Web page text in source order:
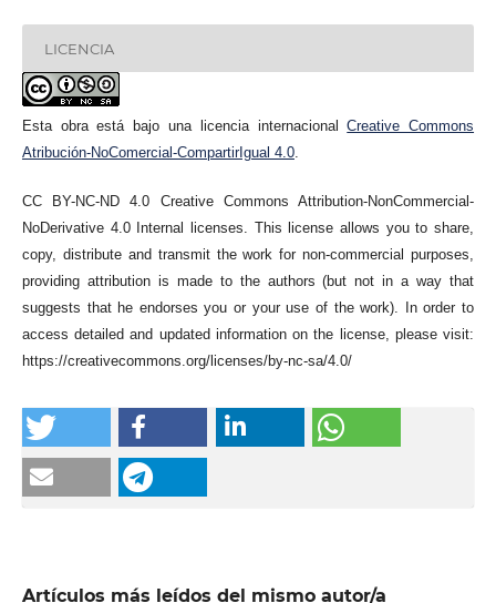
LICENCIA
Esta obra está bajo una licencia internacionalCreative Commons
Atribución-NoComercial-CompartirIgual 4.0.
CC BY-NC-ND 4.0 Creative Commons Attribution-NonCommercial-
NoDerivative 4.0 Internal licenses. This license allows you to share,
copy, distribute and transmit the work for non-commercial purposes,
providing attribution is made to the authors (but not in a way that
suggests that he endorses you or your use of the work). In order to
access detailed and updated information on the license, please visit:
https://creativecommons.org/licenses/by-nc-sa/4.0/
Artículos más leídos del mismo autor/a